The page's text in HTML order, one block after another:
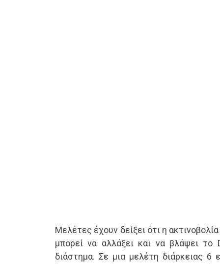
Μελέτες έχουν δείξει ότι η
μπορεί να αλλάξει και να βλάψει το
διάστημα. Σε μια μελέτη διάρκειας 6